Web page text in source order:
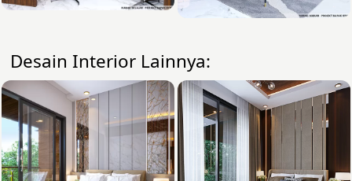
Desain Interior Lainnya: